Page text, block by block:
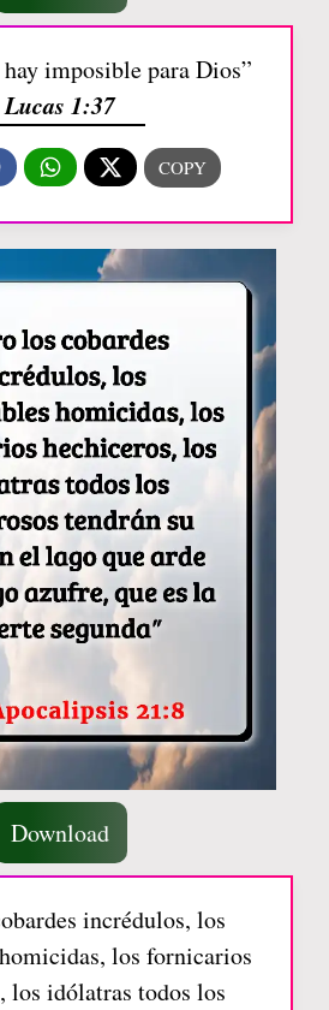
hay imposible para Dios”
Lucas 1:37
Download
incrédulos, los
los fornicarios
los idólatras todos los